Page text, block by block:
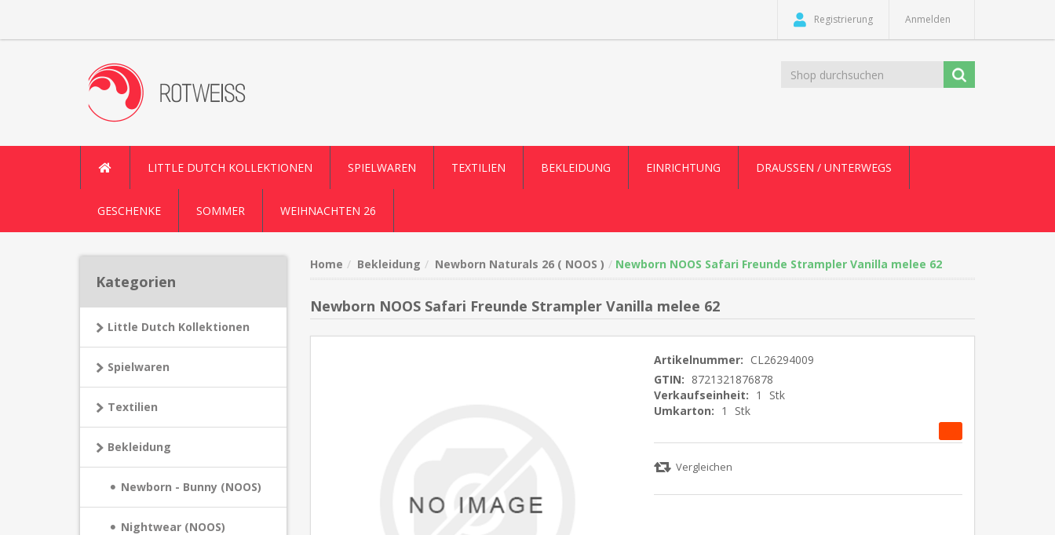
Registrierung Anmelden
LITTLE DUTCH KOLLEKTIONEN SPIELWAREN TEXTILIEN BEKLEIDUNG EINRICHTUNG DRAUSSEN / UNTERWEGS
GESCHENKE SOMMER WEIHNACHTEN 26
Kategorien
Little Dutch Kollektionen
Spielwaren
Textilien
Bekleidung
Newborn - Bunny (NOOS)
Nightwear (NOOS)
Home Bekleidung Newborn Naturals 26 ( NOOS ) Newborn NOOS Safari Freunde Strampler Vanilla melee 62
Newborn NOOS Safari Freunde Strampler Vanilla melee 62
Artikelnummer: CL26294009
GTIN: 8721321876878
Verkaufseinheit: 1
Stk
Umkarton: 1 Stk